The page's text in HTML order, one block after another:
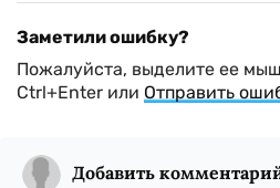
Заметили ошибку?
Пожалуйста, выделите ее
Ctrl+Enter или Отправить
Добавить